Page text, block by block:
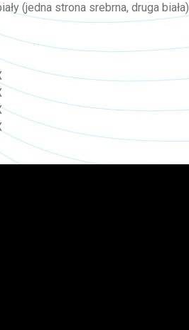
(jedna strona srebrna, druga biała)